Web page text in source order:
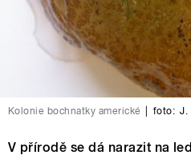
Kolonie bochnatky americké foto: J.
V přírodě se dá narazit na